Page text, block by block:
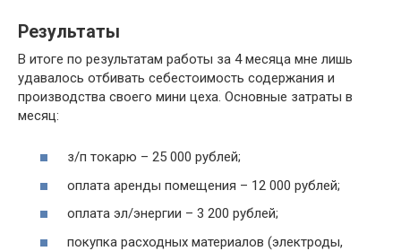
Результаты
В итоге по результатам работы за 4 месяца мне лишь
удавалось отбивать себестоимость содержания и
производства своего мини цеха. Основные затраты в
месяц:
з/п токарю – 25 000 рублей;
оплата аренды помещения – 12 000 рублей;
оплата эл/энергии – 3 200 рублей;
покупка расходных материалов (электроды,